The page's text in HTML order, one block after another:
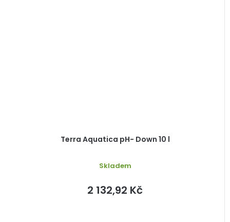
Terra Aquatica pH- Down 10 l
Skladem
2 132,92 Kč